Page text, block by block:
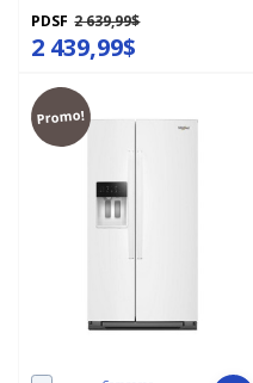
36 pi cu WRSC5536RV
PDSF 2 639,99$
2 439,99$
Promo!